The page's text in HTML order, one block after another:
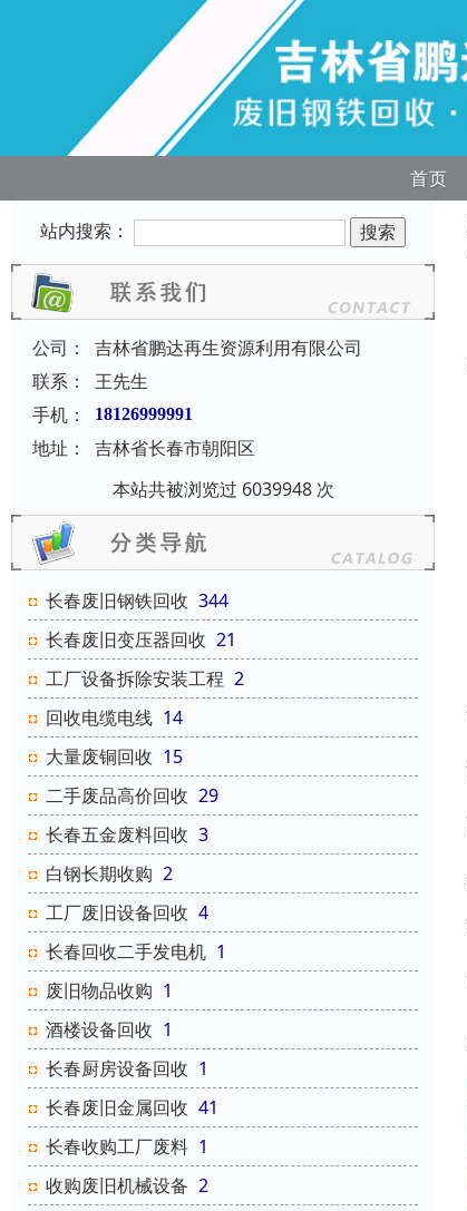
首页
站内搜索：
公司：
吉林省鹏达再生资源利用有限公司
联系：
王先生
手机：
18126999991
地址：
吉林省长春市朝阳区
本站共被浏览过 6039948 次
长春废旧钢铁回收 344
长春废旧变压器回收 21
工厂设备拆除安装工程 2
回收电缆电线 14
大量废铜回收 15
二手废品高价回收 29
长春五金废料回收 3
白钢长期收购 2
工厂废旧设备回收 4
长春回收二手发电机 1
废旧物品收购 1
酒楼设备回收 1
长春厨房设备回收 1
长春废旧金属回收 41
长春收购工厂废料 1
收购废旧机械设备 2